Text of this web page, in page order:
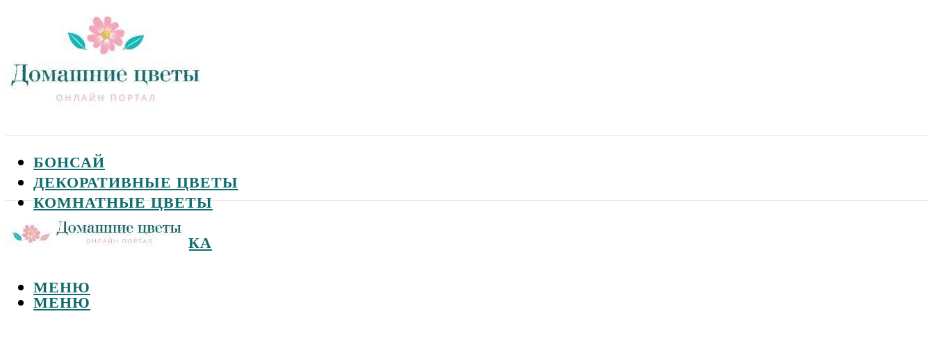
БОНСАЙ
ДЕКОРАТИВНЫЕ ЦВЕТЫ
КОМНАТНЫЕ ЦВЕТЫ
САДОВЫЕ ЦВЕТЫ
СЕМЕНА И ПОСАДКА
МЕНЮ
МЕНЮ